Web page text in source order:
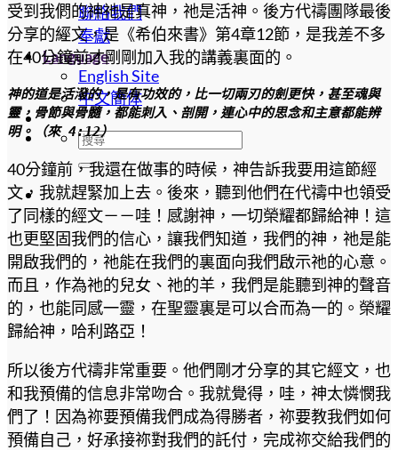
聯絡我們
奉獻
Language
English Site
中文簡体
受到我們的神祂是真神，祂是活神。後方代禱團隊最後
分享的經文，是《希伯來書》第4章12節，是我差不多
在40分鐘前才剛剛加入我的講義裏面的。
神的道是活潑的，是有功效的，比一切兩刃的劍更快，甚至魂與
靈，骨節與骨髓，都能刺入、剖開，連心中的思念和主意都能辨
明。（來 4:12）
40分鐘前，我還在做事的時候，神告訴我要用這節經
文，我就趕緊加上去。後來，聽到他們在代禱中也領受
了同樣的經文－－哇！感謝神，一切榮耀都歸給神！這
也更堅固我們的信心，讓我們知道，我們的神，祂是能
開啟我們的，祂能在我們的裏面向我們啟示祂的心意。
而且，作為祂的兒女、祂的羊，我們是能聽到神的聲音
的，也能同感一靈，在聖靈裏是可以合而為一的。榮耀
歸給神，哈利路亞！
所以後方代禱非常重要。他們剛才分享的其它經文，也
和我預備的信息非常吻合。我就覺得，哇，神太憐憫我
們了！因為祢要預備我們成為得勝者，祢要教我們如何
預備自己，好承接祢對我們的託付，完成祢交給我們的